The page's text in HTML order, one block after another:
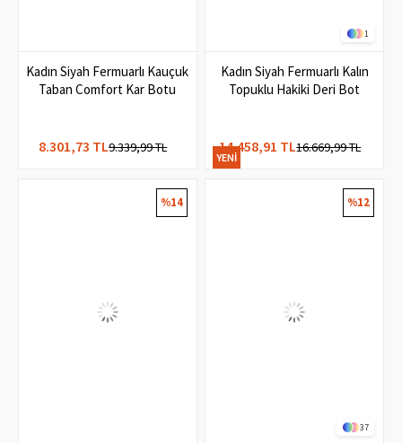
Kadın Siyah Fermuarlı Kauçuk
Taban Comfort Kar Botu
8.301,73 TL9.339,99 TL
1
Kadın Siyah Fermuarlı Kalın
Topuklu Hakiki Deri Bot
14.458,91 TL16.669,99 TL
YENI
%14
37
%12